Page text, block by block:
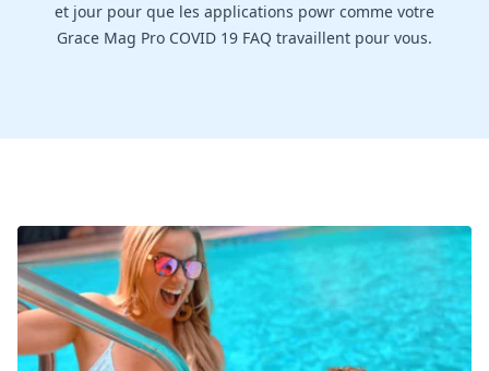
et jour pour que les applications powr comme votre
Grace Mag Pro COVID 19 FAQ travaillent pour vous.